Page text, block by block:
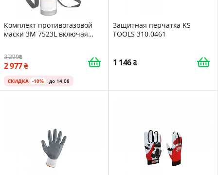
Комплект противогазовой
маски 3M 7523L включая
3 299
2 977
СКИДКА -10% до 14.08
Защитная перчатка KS
TOOLS 310.0461
1 146